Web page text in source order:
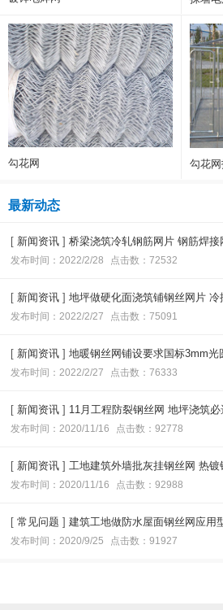
勾花网 勾花
最新动态
[ 新闻资讯 ] 桥梁浇筑冷轧钢筋网片 钢筋焊接
发布时间：2022/2/28 点击数：72532
[ 新闻资讯 ] 地坪做硬化面浇筑铺钢丝网片 冷
发布时间：2022/2/27 点击数：75091
[ 新闻资讯 ] 地暖钢丝网铺设要求国标3mm光
发布时间：2022/2/27 点击数：76333
[ 新闻资讯 ] 11月工程防裂钢丝网 地坪浇筑必
发布时间：2020/11/16 点击数：92778
[ 新闻资讯 ] 工地建筑外墙批灰挂钢丝网 热镀
发布时间：2020/11/16 点击数：92988
[ 常见问题 ] 建筑工地做防水屋面钢丝网应用
发布时间：2020/9/25 点击数：91927